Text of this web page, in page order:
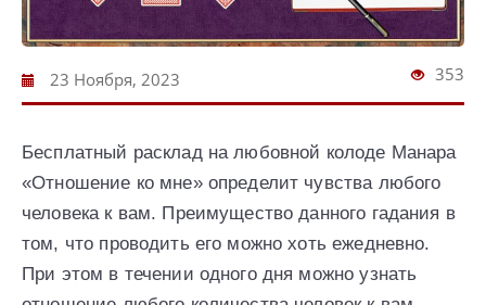
23 Ноября, 2023 353
Бесплатный расклад на любовной колоде Манара
«Отношение ко мне» определит чувства любого
человека к вам. Преимущество данного гадания в
том, что проводить его можно хоть ежедневно.
При этом в течении одного дня можно узнать